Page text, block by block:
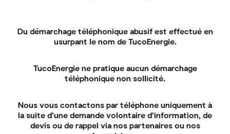
D’une subvention de l’Anah(Agence
nationale de l’habitat), avec MaPrimeRénov’
complément d’autres travaux (rénovation
globale) ;
Du démarchage téléphonique abusif est effectué en
usurpant le nom de TucoEnergie.
TucoEnergie ne pratique aucun démarchage
téléphonique non sollicité.
Nous vous contactons par téléphone uniquement à
la suite d’une demande volontaire d’information, de
devis ou de rappel via nos partenaires ou nos